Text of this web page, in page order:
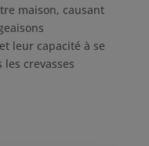
maison, causant
leur capacité à se
crevasses